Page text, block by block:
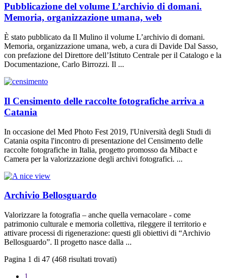
Pubblicazione del volume L’archivio di domani.
Memoria, organizzazione umana, web
È stato pubblicato da Il Mulino il volume L’archivio di domani.
Memoria, organizzazione umana, web, a cura di Davide Dal Sasso,
con prefazione del Direttore dell’Istituto Centrale per il Catalogo e la
Documentazione, Carlo Birrozzi. Il ...
Il Censimento delle raccolte fotografiche arriva a
Catania
In occasione del Med Photo Fest 2019, l'Università degli Studi di
Catania ospita l'incontro di presentazione del Censimento delle
raccolte fotografiche in Italia, progetto promosso da Mibact e
Camera per la valorizzazione degli archivi fotografici. ...
Archivio Bellosguardo
Valorizzare la fotografia – anche quella vernacolare - come
patrimonio culturale e memoria collettiva, rileggere il territorio e
attivare processi di rigenerazione: questi gli obiettivi di “Archivio
Bellosguardo”. Il progetto nasce dalla ...
Pagina 1 di 47 (468 risultati trovati)
1